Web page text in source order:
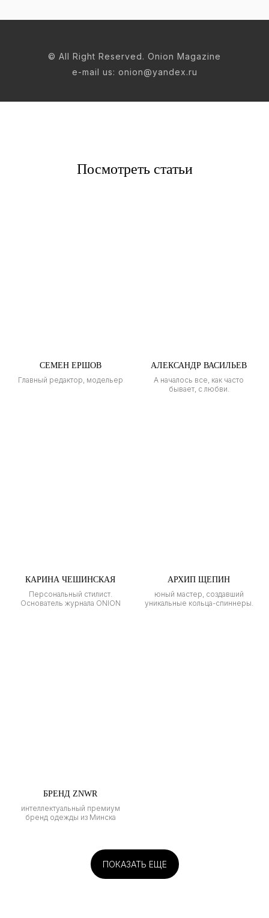
© All Right Reserved. Onion Magazine
e-mail us: onion@yandex.ru
Посмотреть статьи
СЕМЕН ЕРШОВ
Главный редактор, модельер
АЛЕКСАНДР ВАСИЛЬЕВ
А началось все, как часто
бывает, с любви.
КАРИНА ЧЕШИНСКАЯ
Персональный стилист.
Основатель журнала ONION
АРХИП ЩЕПИН
юный мастер, создавший
уникальные кольца-спиннеры.
БРЕНД ZNWR
интеллектуальный премиум
бренд одежды из Минска
ПОКАЗАТЬ ЕЩЕ